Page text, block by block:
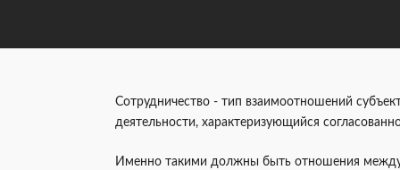
Сотрудничество - тип взаимоотношений
деятельности, характеризующийся
Именно такими должны быть отношения